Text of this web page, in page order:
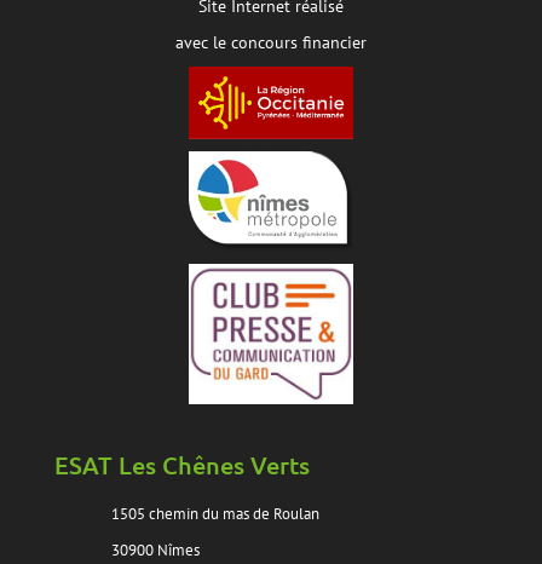
Site Internet réalisé
avec le concours financier
ESAT Les Chênes Verts
1505 chemin du mas de Roulan
30900 Nîmes